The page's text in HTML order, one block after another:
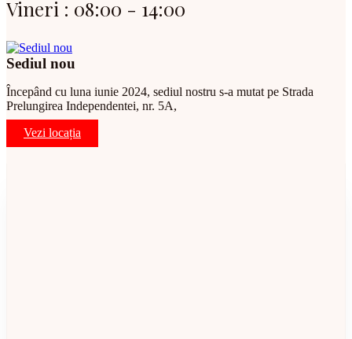
Vineri : 08:00 - 14:00
Sediul nou
Începând cu luna iunie 2024, sediul nostru s-a mutat pe Strada
Prelungirea Independentei, nr. 5A,
Vezi locația